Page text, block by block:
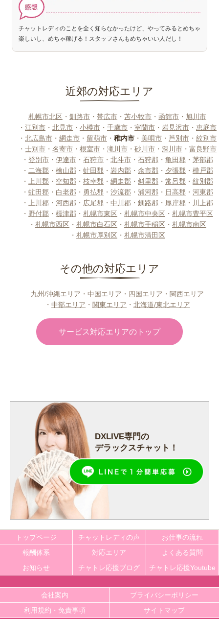
チャットレディのことを全く知らなかったけど、やってみるとめちゃ
楽しいし、めちゃ稼げる！スタッフさんもめちゃいい人だし！
近郊の対応エリア
札幌市北区 ・ 釧路市 ・ 帯広市 ・ 苫小牧市 ・ 函館市 ・ 旭川市
・ 江別市 ・ 北見市 ・ 小樽市 ・ 千歳市 ・ 室蘭市 ・ 岩見沢市 ・ 恵庭市
・ 北広島市 ・ 網走市 ・ 留萌市 ・ 稚内市 ・ 美唄市 ・ 芦別市 ・ 紋別市
・ 士別市 ・ 名寄市 ・ 根室市 ・ 滝川市 ・ 砂川市 ・ 深川市 ・ 富良野市
・ 登別市 ・ 伊達市 ・ 石狩市 ・ 北斗市 ・ 石狩郡 ・ 亀田郡 ・ 茅部郡
・ 二海郡 ・ 檜山郡 ・ 虻田郡 ・ 岩内郡 ・ 余市郡 ・ 夕張郡 ・ 樺戸郡
・ 上川郡 ・ 空知郡 ・ 枝幸郡 ・ 網走郡 ・ 斜里郡 ・ 常呂郡 ・ 紋別郡
・ 虻田郡 ・ 白老郡 ・ 勇払郡 ・ 沙流郡 ・ 浦河郡 ・ 日高郡 ・ 河東郡
・ 上川郡 ・ 河西郡 ・ 広尾郡 ・ 中川郡 ・ 釧路郡 ・ 厚岸郡 ・ 川上郡
・ 野付郡 ・ 標津郡 ・ 札幌市東区 ・ 札幌市中央区 ・ 札幌市豊平区
・ 札幌市西区 ・ 札幌市白石区 ・ 札幌市手稲区 ・ 札幌市南区
・ 札幌市厚別区 ・ 札幌市清田区
その他の対応エリア
九州/沖縄エリア ・ 中国エリア ・ 四国エリア ・ 関西エリア
・ 中部エリア ・ 関東エリア ・ 北海道/東北エリア
サービス対応エリアのトップ
DXLIVE専門の
デラックスチャット！
トップページ チャットレディの声
お仕事の流れ
報酬体系
対応エリア
よくある質問
お知らせ
チャトレ応援ブログ チャトレ応援Youtube
会社案内
プライバシーポリシー
利用規約・免責事項
サイトマップ